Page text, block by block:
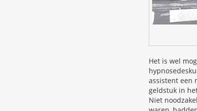
Het is wel
assistent een
geldstuk in
Niet